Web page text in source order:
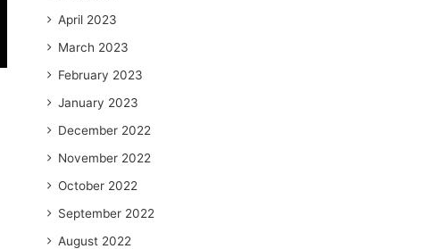
April 2023
March 2023
February 2023
January 2023
December 2022
November 2022
October 2022
September 2022
August 2022